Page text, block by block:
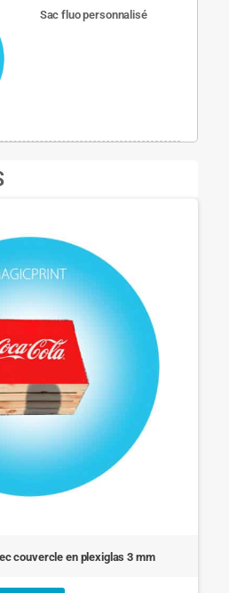
Sac fluo personnalisé
couvercle en plexiglas 3 mm